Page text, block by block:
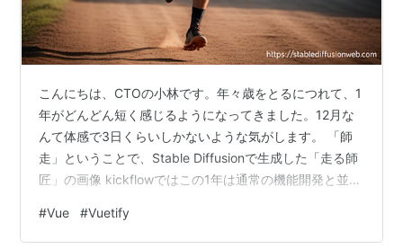
こんにちは、CTOの小林です。年々歳をとるにつれて、1
年がどんどん短く感じるようになってきました。12月な
んて体感で3日くらいしかないような気がします。 「師
走」ということで、Stable Diffusionで生成した「走る師
匠」の画像 kickflowではこの1年は通常の機能開発と並行
た。本格的な移行作業は今年の10月ぐらい始めたのです
が、移行のための調査や事前準備はNuxt 3がリリースさ
#Vue #Vuetify